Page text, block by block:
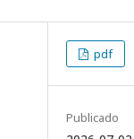
pdf
Publicado